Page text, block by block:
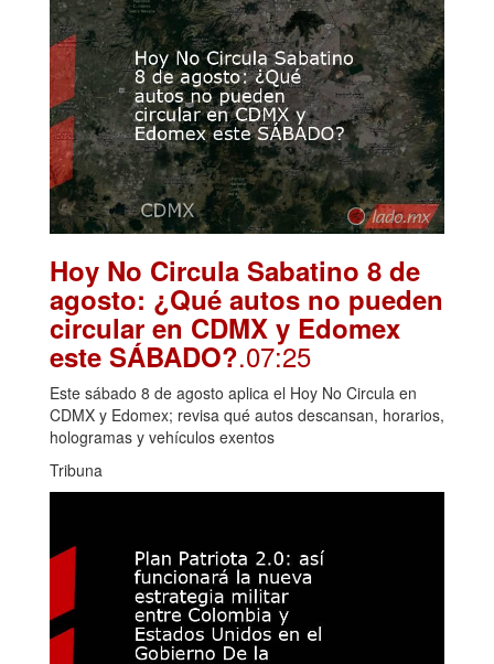
Hoy No Circula Sabatino 8 de
agosto: ¿Qué autos no pueden
circular en CDMX y Edomex
este SÁBADO?.07:25
Este sábado 8 de agosto aplica el Hoy No Circula en
CDMX y Edomex; revisa qué autos descansan, horarios,
hologramas y vehículos exentos
Tribuna